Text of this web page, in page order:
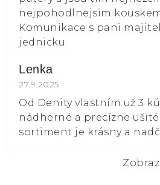
nejpohodlnejsim
Komunikace s pani
jednicku.
Lenka
Hodnocení obchodu je 5 z
27.9.2025
Od Denity vlastním už 3
nádherné a precízne
sortiment je krásny a